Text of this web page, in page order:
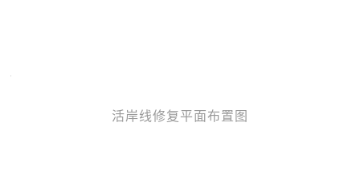
活岸线修复平面布置图